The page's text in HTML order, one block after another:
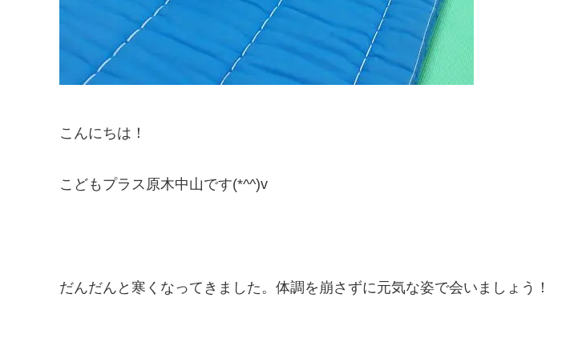
こんにちは！
こどもプラス原木中山です(*^^)v
だんだんと寒くなってきました。体調を崩さずに元気な姿で会いましょう！